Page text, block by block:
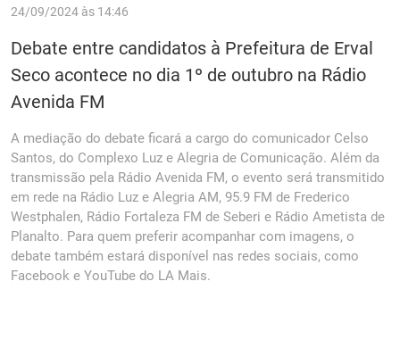
24/09/2024 às 14:46
Debate entre candidatos à Prefeitura de Erval
Seco acontece no dia 1º de outubro na Rádio
Avenida FM
A mediação do debate ficará a cargo do comunicador Celso
Santos, do Complexo Luz e Alegria de Comunicação. Além da
transmissão pela Rádio Avenida FM, o evento será transmitido
em rede na Rádio Luz e Alegria AM, 95.9 FM de Frederico
Westphalen, Rádio Fortaleza FM de Seberi e Rádio Ametista de
Planalto. Para quem preferir acompanhar com imagens, o
debate também estará disponível nas redes sociais, como
Facebook e YouTube do LA Mais.